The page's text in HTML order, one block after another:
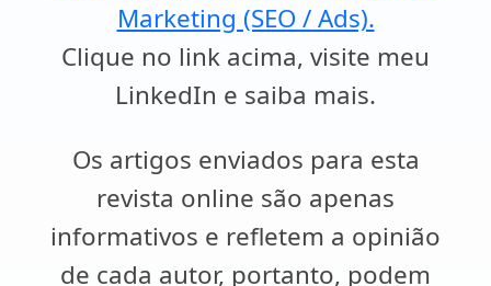
Marketing (SEO / Ads).
Clique no link acima, visite meu
LinkedIn e saiba mais.
Os artigos enviados para esta
revista online são apenas
informativos e refletem a opinião
de cada autor, portanto, podem